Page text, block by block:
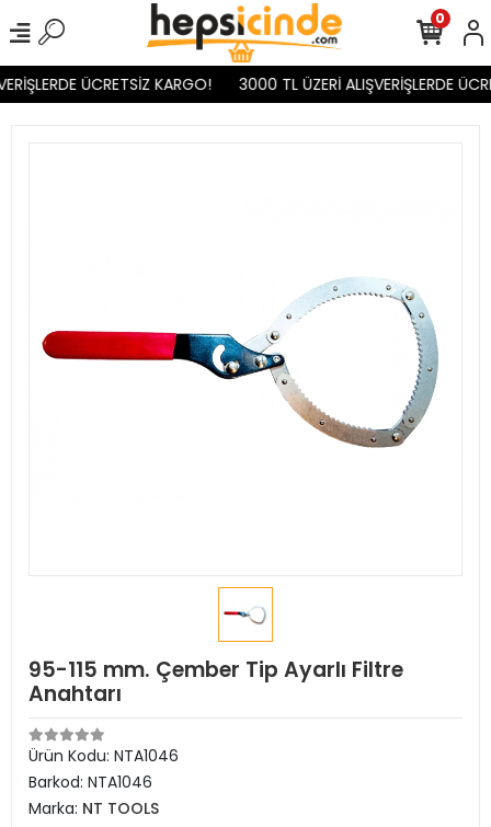
ÜCRETSİZ KARGO! 3000 TL ÜZERİ ALIŞVERİŞLERDE
0
95-115 mm. Çember Tip Ayarlı Filtre
Anahtarı
Ürün Kodu: NTA1046
Barkod: NTA1046
Marka: NT TOOLS